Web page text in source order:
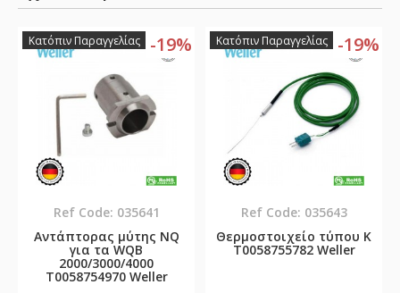
-19%
Κατόπιν Παραγγελίας
Ref Code: 035641
Αντάπτορας μύτης NQ
για τα WQB
2000/3000/4000
T0058754970 Weller
-19%
Κατόπιν Παραγγελίας
Ref Code: 035643
Θερμοστοιχείο τύπου K
T0058755782 Weller